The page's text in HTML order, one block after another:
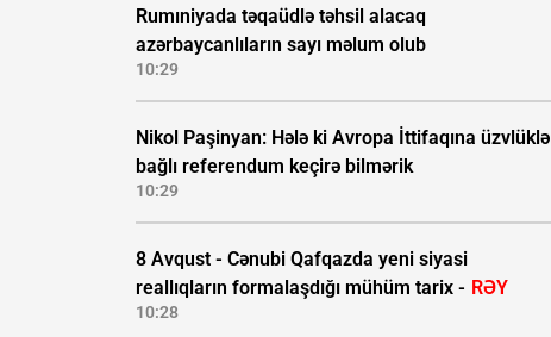
Rumıniyada təqaüdlə təhsil alacaq
azərbaycanlıların sayı məlum olub
10:29
Nikol Paşinyan: Hələ ki Avropa İttifaqına üzvlüklə
bağlı referendum keçirə bilmərik
10:29
8 Avqust - Cənubi Qafqazda yeni siyasi
reallıqların formalaşdığı mühüm tarix - RƏY
10:28